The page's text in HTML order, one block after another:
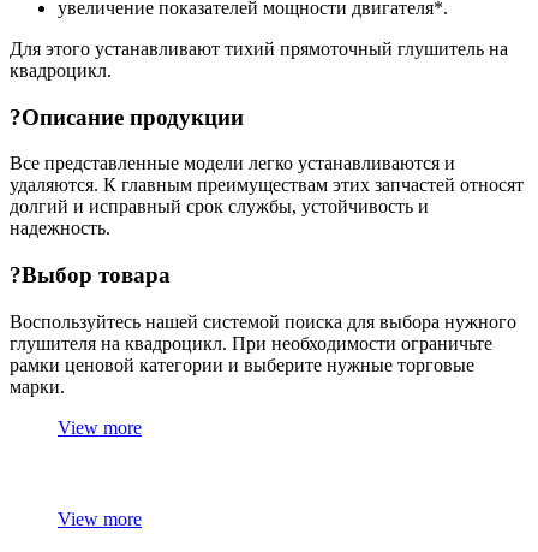
увеличение показателей мощности двигателя*.
Для этого устанавливают тихий прямоточный глушитель на
квадроцикл.
?Описание продукции
Все представленные модели легко устанавливаются и
удаляются. К главным преимуществам этих запчастей относят
долгий и исправный срок службы, устойчивость и
надежность.
?Выбор товара
Воспользуйтесь нашей системой поиска для выбора нужного
глушителя на квадроцикл. При необходимости ограничьте
рамки ценовой категории и выберите нужные торговые
марки.
View more
View more